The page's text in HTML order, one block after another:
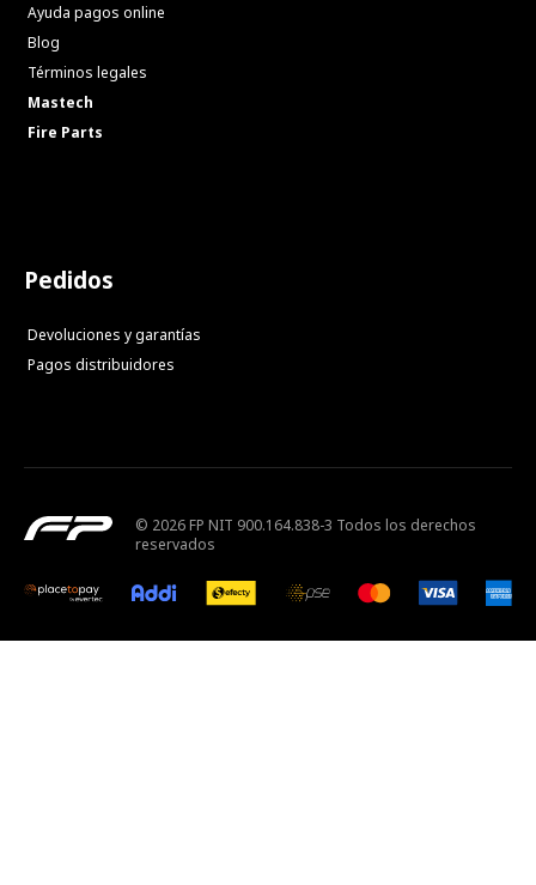
Ayuda pagos online
Blog
Términos legales
Mastech
Fire Parts
Pedidos
Devoluciones y garantías
Pagos distribuidores
© 2026 FP NIT 900.164.838-3 Todos los derechos
reservados